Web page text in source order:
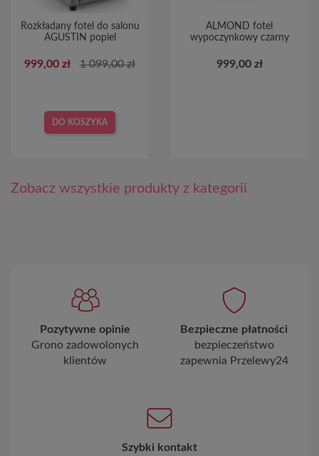
Rozkładany fotel do salonu
AGUSTIN popiel
999,00 zł 1 099,00 zł
DO KOSZYKA
ALMOND fotel
wypoczynkowy czarny
999,00 zł
Zobacz wszystkie produkty z kategorii
Pozytywne opinie
Grono zadowolonych
klientów
Bezpieczne płatności
bezpieczeństwo
zapewnia Przelewy24
Szybki kontakt